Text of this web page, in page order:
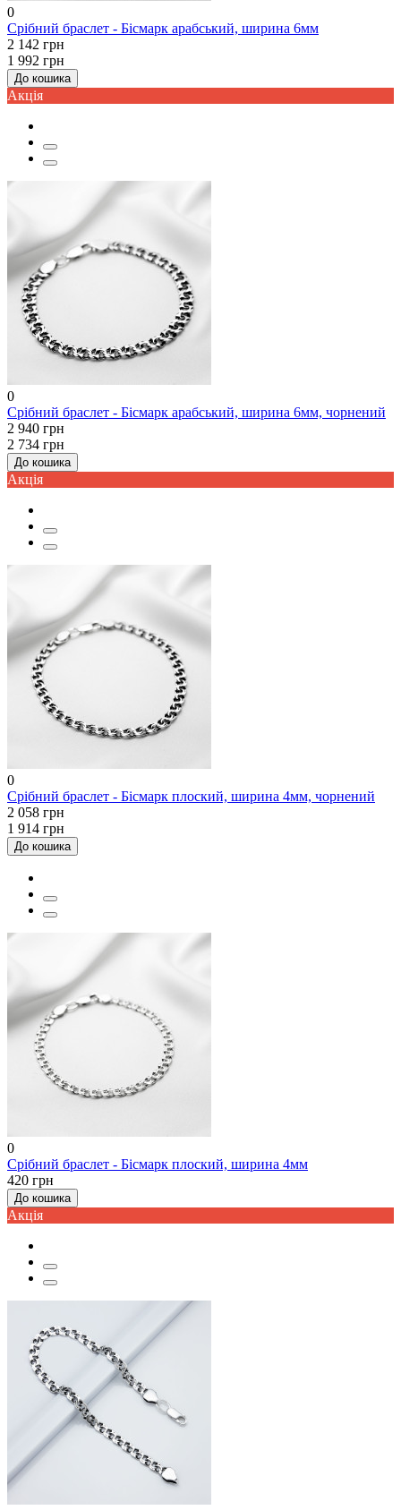
0
Срібний браслет - Бісмарк арабський, ширина 6мм
2 142 грн
1 992 грн
До кошика
Акцiя
0
Срібний браслет - Бісмарк арабський, ширина 6мм, чорнений
2 940 грн
2 734 грн
До кошика
Акцiя
0
Срібний браслет - Бісмарк плоский, ширина 4мм, чорнений
2 058 грн
1 914 грн
До кошика
0
Срібний браслет - Бісмарк плоский, ширина 4мм
420 грн
До кошика
Акцiя